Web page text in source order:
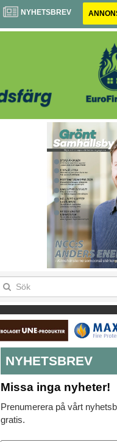
NYHETSBREV
NYHETSBREV
Missa inga nyheter!
Prenumerera på vårt
gratis.